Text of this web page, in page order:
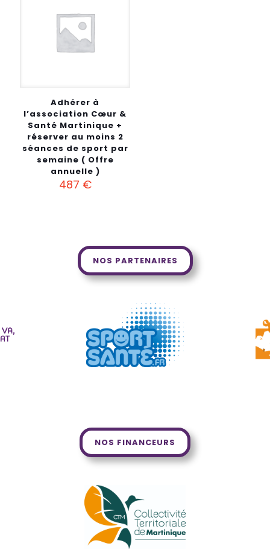
Adhérer à
l’association Cœur &
Santé Martinique +
réserver au moins 2
séances de sport par
semaine ( Offre
annuelle )
487 €
NOS PARTENAIRES
NOS FINANCEURS